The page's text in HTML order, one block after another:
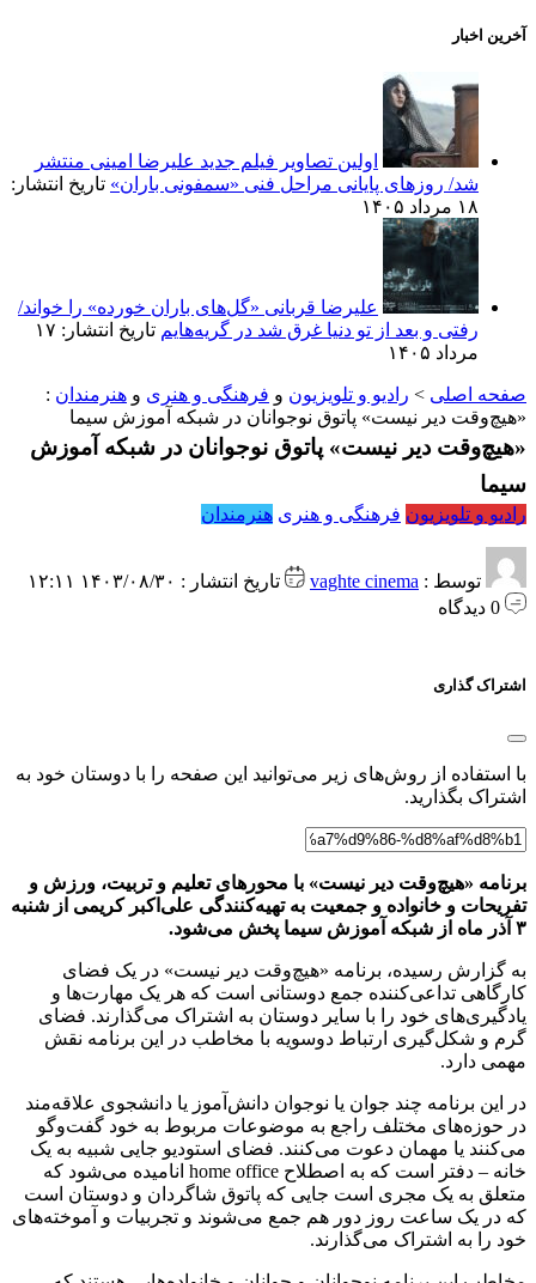
آخرین اخبار
اولین تصاویر فیلم جدید علیرضا امینی منتشر
شد/ روزهای پایانی مراحل فنی «سمفونی باران» تاریخ انتشار:
۱۸ مرداد ۱۴۰۵
علیرضا قربانی «گل‌های باران خورده» را خواند/
رفتی و بعد از تو دنیا غرق شد در گریه‌هایم
تاریخ انتشار: ۱۷
مرداد ۱۴۰۵
صفحه اصلی > رادیو و تلویزیون و فرهنگی و هنری و هنرمندان :
«هیچ‌وقت دیر نیست» پاتوق نوجوانان در شبکه آموزش سیما
«هیچ‌وقت دیر نیست» پاتوق نوجوانان در شبکه آموزش
سیما
رادیو و تلویزیون فرهنگی و هنری هنرمندان
توسط : vaghte cinema
تاریخ انتشار : ۱۴۰۳/۰۸/۳۰ ۱۲:۱۱
اشتراک گذاری
با استفاده از روش‌های زیر می‌توانید این صفحه را با دوستان خود به
اشتراک بگذارید.
برنامه «هیچ‌وقت دیر نیست» با محورهای تعلیم و تربیت، ورزش و
تفریحات و خانواده و جمعیت به تهیه‌کنندگی علی‌اکبر کریمی از شنبه
۳ آذر ماه از شبکه آموزش سیما پخش می‌شود.
به گزارش رسیده، برنامه «هیچ‌وقت دیر نیست» در یک فضای
کارگاهی تداعی‌کننده جمع دوستانی است که هر یک مهارت‌ها و
یادگیری‌های خود را با سایر دوستان به اشتراک می‌گذارند. فضای
گرم و شکل‌گیری ارتباط دوسویه با مخاطب در این برنامه نقش
مهمی دارد.
در این برنامه چند جوان یا نوجوان دانش‌آموز یا دانشجوی علاقه‌مند
در حوزه‌های مختلف راجع به موضوعات مربوط به خود گفت‌وگو
می‌کنند یا مهمان دعوت می‌کنند. فضای استودیو جایی شبیه به یک
خانه – دفتر است که به اصطلاح home office انامیده می‌شود که
متعلق به یک مجری است جایی که پاتوق شاگردان و دوستان است
که در یک ساعت روز دور هم جمع می‌شوند و تجربیات و آموخته‌های
خود را به اشتراک می‌گذارند.